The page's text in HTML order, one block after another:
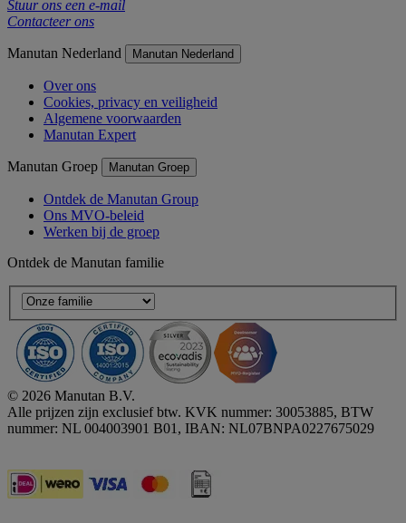
Stuur ons een e-mail
Contacteer ons
Manutan Nederland Manutan Nederland
Over ons
Cookies, privacy en veiligheid
Algemene voorwaarden
Manutan Expert
Manutan Groep Manutan Groep
Ontdek de Manutan Group
Ons MVO-beleid
Werken bij de groep
Ontdek de Manutan familie
© 2026 Manutan B.V.
Alle prijzen zijn exclusief btw. KVK nummer: 30053885, BTW
nummer: NL 004003901 B01, IBAN: NL07BNPA0227675029